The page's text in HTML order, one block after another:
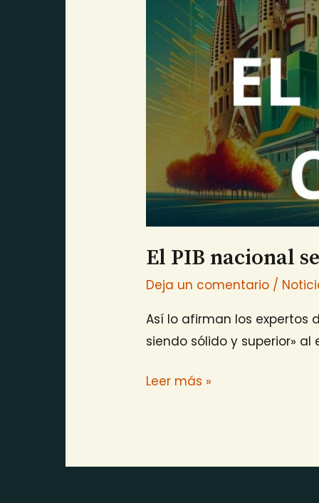
El PIB nacional
Deja un comentario /
Así lo afirman los expertos
siendo sólido y superior» al
Leer más »